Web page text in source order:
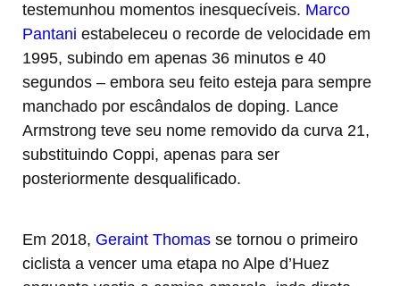
testemunhou momentos inesquecíveis. Marco
Pantani estabeleceu o recorde de velocidade em
1995, subindo em apenas 36 minutos e 40
segundos – embora seu feito esteja para sempre
manchado por escândalos de doping. Lance
Armstrong teve seu nome removido da curva 21,
substituindo Coppi, apenas para ser
posteriormente desqualificado.
Em 2018, Geraint Thomas se tornou o primeiro
ciclista a vencer uma etapa no Alpe d’Huez